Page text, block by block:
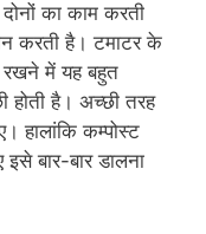
का काम करती
करती है। टमाटर के
रखने में यह बहुत
होती है। अच्छी तरह
हालांकि कम्पोस्ट
बार-बार डालना